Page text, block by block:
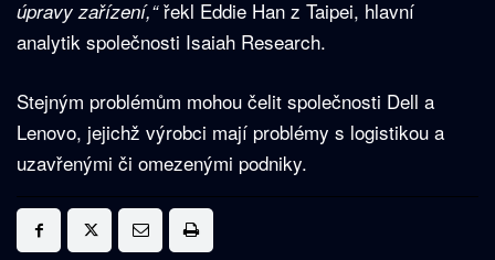
úpravy zařízení,“řekl Eddie Han z Taipei, hlavní
analytik společnosti Isaiah Research.
Stejným problémům mohou čelit společnosti Dell a
Lenovo, jejichž výrobci mají problémy s logistikou a
uzavřenými či omezenými podniky.